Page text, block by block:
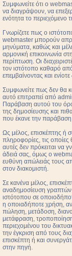
Συμφωνείτε ότι ο
να διαγράψουν, να
ενότητα το περιεχόμενο
Γνωρίζετε πως ο
webmaster μπορούν
μηνύματα, καθώς και
αρμονική επικοινωνία
περίπτωση. Οι
τον ιστότοπο καθαρό
επεμβαίνοντας και
Συμφωνείτε πως δεν θα
αυτό επιτραπεί από
Παράβαση αυτού του
της δημοσίευσης και
που έκανε την παράβαση
Ως μέλος, επισκέπτης ή
πληροφορίες, τις
αυτές δεν πρόκειται να
άδειά σας, όμως ο
ευθύνη απώλειάς τους
στον διακομιστή.
Σε κανένα μέλος,
αναδημοσίευση
ιστότοπου σε
η οποιαδήποτε χρήση,
πώληση, μετάδοση,
μετάφραση,
περιεχομένου του
την έγκριση από τους
επισκέπτη ή και
στην πηγή.